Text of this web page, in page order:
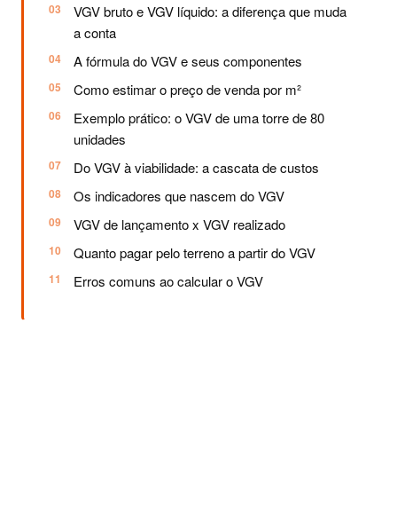
VGV bruto e VGV líquido: a diferença que muda
a conta
A fórmula do VGV e seus componentes
Como estimar o preço de venda por m²
Exemplo prático: o VGV de uma torre de 80
unidades
Do VGV à viabilidade: a cascata de custos
Os indicadores que nascem do VGV
VGV de lançamento x VGV realizado
Quanto pagar pelo terreno a partir do VGV
Erros comuns ao calcular o VGV